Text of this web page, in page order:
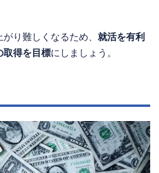
り難しくなるため、 就活を有利
取得を目標にしましょう。